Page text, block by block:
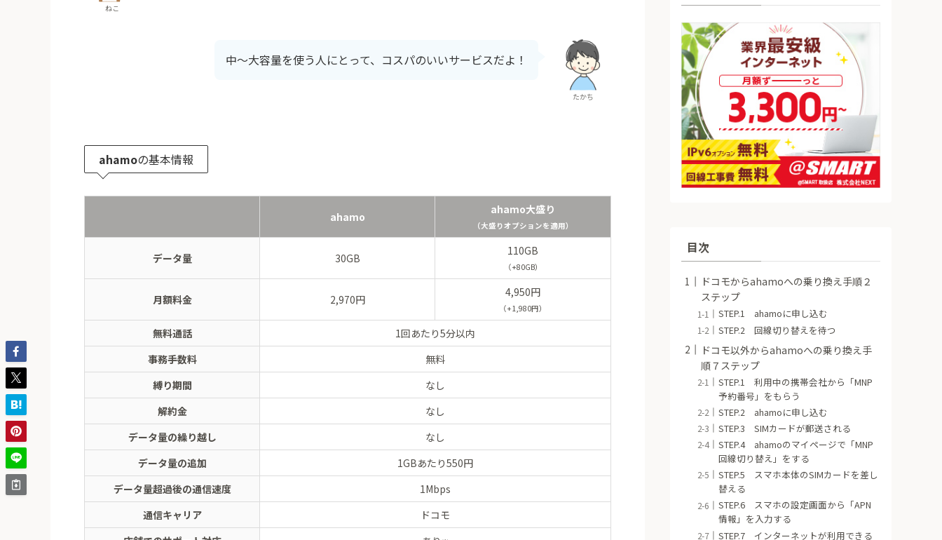
ねこ
たかち
中～大容量を使う人にとって、コスパのいいサービスだよ！
ahamoの基本情報
ahamo
ahamo大盛り
（大盛りオプションを適用）
データ量 30GB
110GB
（+80GB）
月額料金 2,970円
4,950円
（+1,980円）
無料通話
1回あたり5分以内
事務手数料
無料
縛り期間
なし
解約金
なし
データ量の繰り越し
なし
データ量の追加
1GBあたり550円
データ量超過後の通信速度
1Mbps
通信キャリア
ドコモ
目次
ドコモからahamoへの乗り換え手順２
ステップ
STEP.1 ahamoに申し込む
STEP.2 回線切り替えを待つ
ドコモ以外からahamoへの乗り換え手
順７ステップ
STEP.1 利用中の携帯会社から「MNP
予約番号」をもらう
STEP.2 ahamoに申し込む
STEP.3 SIMカードが郵送される
STEP.4 ahamoのマイページで「MNP
回線切り替え」をする
STEP.5 スマホ本体のSIMカードを差し
替える
STEP.6 スマホの設定画面から「APN
情報」を入力する
STEP.7 インターネットが利用できる